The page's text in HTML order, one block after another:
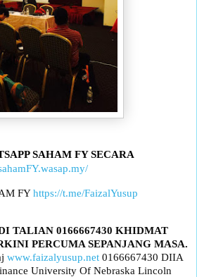
SAHAM FY SECARA
FYhttps://t.me/FaizalYusup
TALIAN 0166667430 KHIDMAT
PERCUMA SEPANJANG MASA.
www.faizalyusup.net 0166667430 DIIA
University Of Nebraska Lincoln